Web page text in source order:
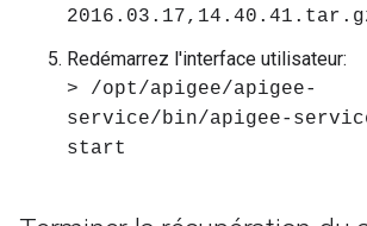
Redémarrez l'interface utilisateur:
> /opt/apigee/apigee-
service/bin/apigee-
start